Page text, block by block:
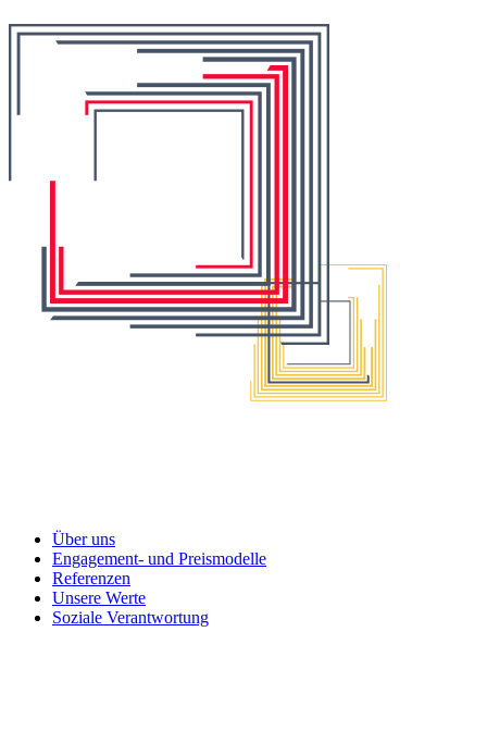
Über uns
Engagement- und Preismodelle
Referenzen
Unsere Werte
Soziale Verantwortung